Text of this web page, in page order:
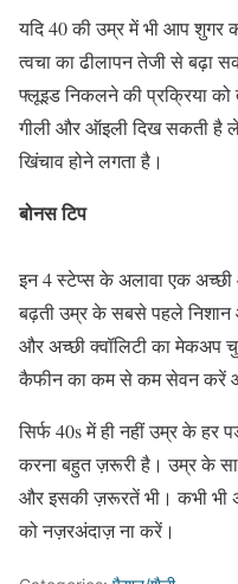
यदि 40 की उम्र में भी आप
त्वचा का ढीलापन तेजी से बढ़ा
फ्लूइड निकलने की प्रक्रिया
गीली और ऑइली दिख सकती है
खिंचाव होने लगता है।
बोनस टिप
इन 4 स्टेप्स के अलावा एक
बढ़ती उम्र के सबसे पहले
और अच्छी क्वॉलिटी का मेकअप
कैफीन का कम से कम सेवन करें
सिर्फ 40s में ही नहीं उम्र के हर
करना बहुत ज़रूरी है। उम्र के
और इसकी ज़रूरतें भी। कभी भी
को नज़रअंदाज़ ना करें।